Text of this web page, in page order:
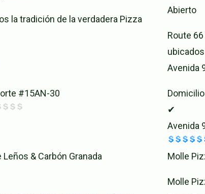
la tradición de la verdadera Pizza
#15AN-30
Abierto
Route
Avenida
✔
Avenida
& Carbón Granada
Molle
Molle